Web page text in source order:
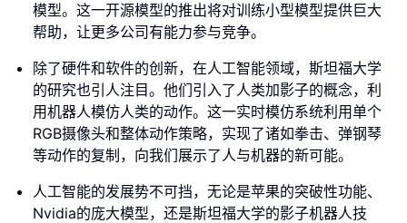
模型。这一开源模型的推出将对训练小型模型提供巨大
帮助，让更多公司有能力参与竞争。
除了硬件和软件的创新，在人工智能领域，斯坦福大学
的研究也引人注目。他们引入了人类加影子的概念，利
用机器人模仿人类的动作。这一实时模仿系统利用单个
RGB摄像头和整体动作策略，实现了诸如拳击、弹钢琴
等动作的复制，向我们展示了人与机器的新可能。
人工智能的发展势不可挡，无论是苹果的突破性功能、
Nvidia的庞大模型，还是斯坦福大学的影子机器人技